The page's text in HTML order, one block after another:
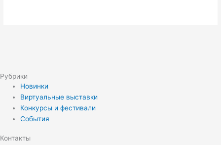
Рубрики
Новинки
Виртуальные выставки
Конкурсы и фестивали
События
Контакты